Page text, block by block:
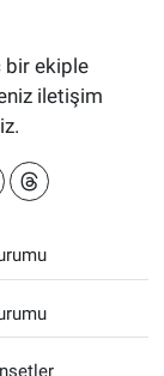
bir ekiple
iletişim